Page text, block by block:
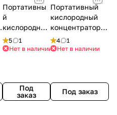
Портативны
й
кислородный
концентрато
р AirSep
5
1
Нет в наличии
Под
заказ
Портативный
кислородный
концентратор
AirSep Freestyle
3 л/мин
4
1
Нет в наличии
Под заказ